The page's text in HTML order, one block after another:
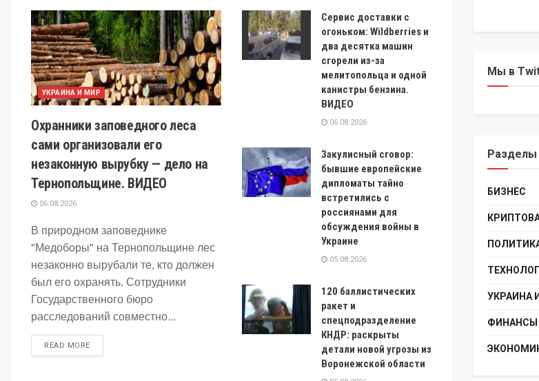
УКРАИНА И МИР
Охранники заповедного леса
сами организовали его
незаконную вырубку — дело на
Тернопольщине. ВИДЕО
06.08.2026
В природном заповеднике
"Медоборы" на Тернопольщине лес
незаконно вырубали те, кто должен
был его охранять. Сотрудники
Государственного бюро
расследований совместно...
READ MOREDETAILS
Сервис доставки с
огоньком: Wildberries и
два десятка машин
сгорели из-за
мелитопольца и одной
канистры бензина.
ВИДЕО
06.08.2026
Закулисный сговор:
бывшие европейские
дипломаты тайно
встретились с
россиянами для
обсуждения войны в
Украине
05.08.2026
120 баллистических
ракет и
спецподразделение
КНДР: раскрыты
детали новой угрозы из
Воронежской области
Мы в
Разделы
БИЗНЕС
УКРАИНА
ФИНАНСЫ